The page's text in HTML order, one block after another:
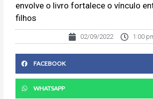
envolve o livro fortalece o vínculo
filhos
02/09/2022 1:00
FACEBOOK
WHATSAPP